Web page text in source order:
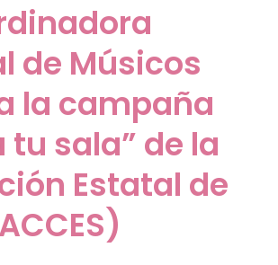
de Músicos
la campaña
tu sala” de la
Estatal de